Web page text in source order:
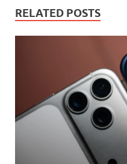
b
o
s
A
er
a
m
RELATED POSTS